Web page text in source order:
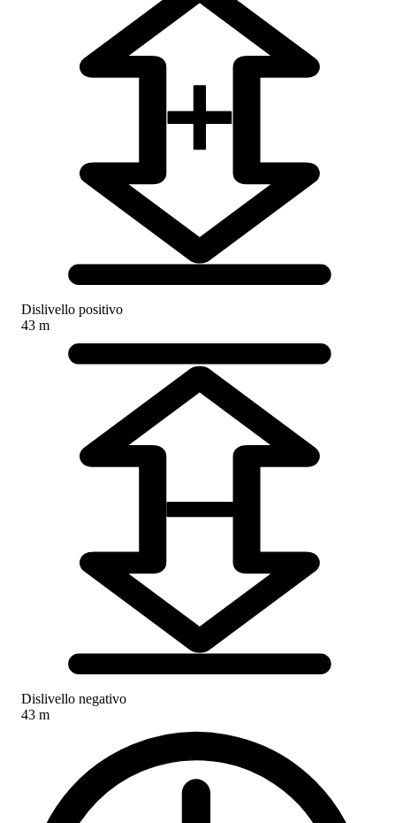
Dislivello positivo
43 m
Dislivello negativo
43 m